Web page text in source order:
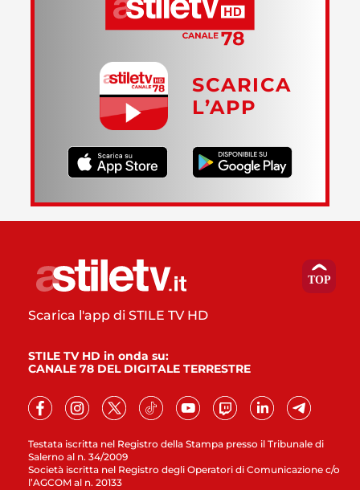
SCARICA
L’APP
Testata iscritta nel Registro della Stampa presso il Tribunale di
Salerno al n. 34/2009
Società iscritta nel Registro degli Operatori di Comunicazione c/o
l’AGCOM al n. 20133
Scarica l'app di STILE TV HD
STILE TV HD in onda su:
CANALE 78 DEL DIGITALE TERRESTRE